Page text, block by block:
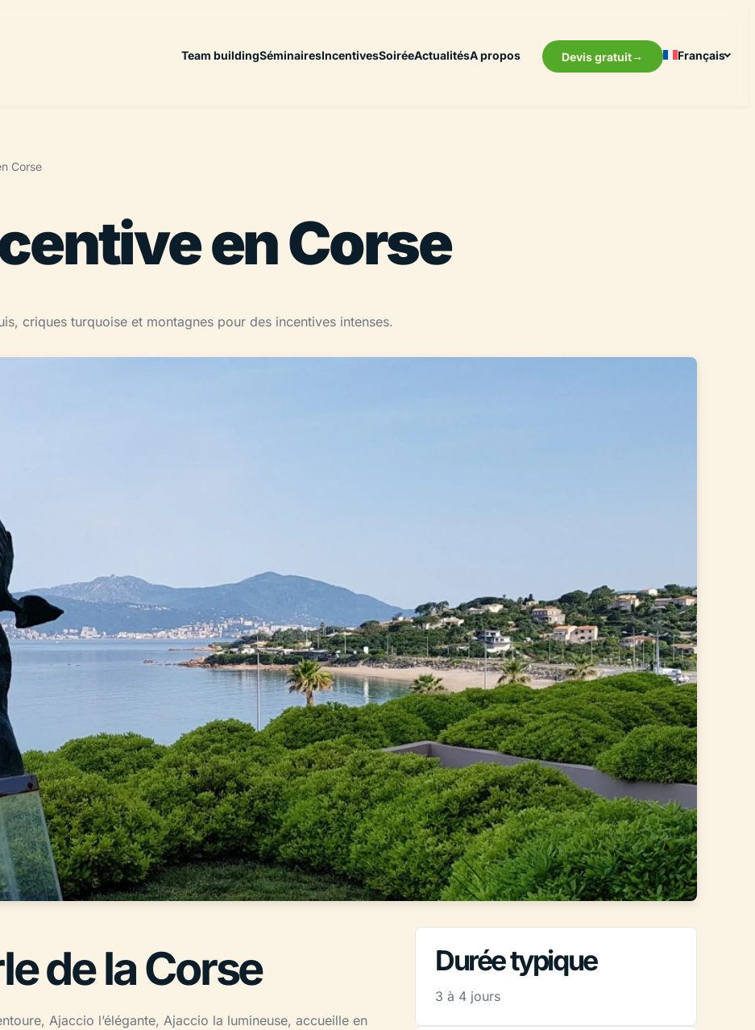
Team buildingSéminairesIncentivesSoiréeActualitésA propos Devis gratuit Français
Corse
en Corse
criques turquoise et montagnes pour des incentives intenses.
de la Corse
Ajaccio l’élégante, Ajaccio la lumineuse, accueille en
Durée typique
3 à 4 jours